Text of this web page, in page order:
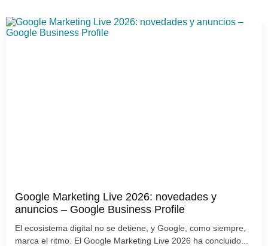
Google Marketing Live 2026: novedades y
anuncios – Google Business Profile
El ecosistema digital no se detiene, y Google, como siempre,
marca el ritmo. El Google Marketing Live 2026 ha concluido...